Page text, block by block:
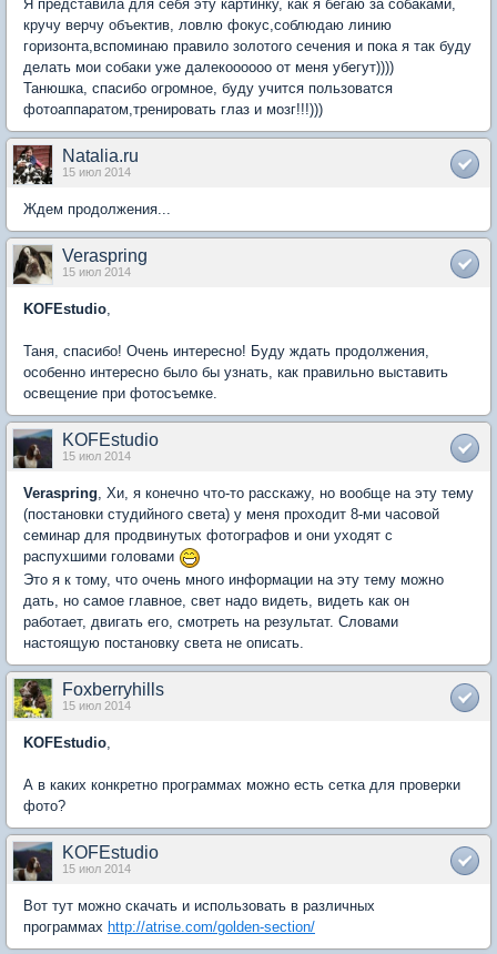
Я представила для себя эту картинку, как я бегаю за собаками,
кручу верчу объектив, ловлю фокус,соблюдаю линию
горизонта,вспоминаю правило золотого сечения и пока я так буду
делать мои собаки уже далекоооооо от меня убегут))))
Танюшка, спасибо огромное, буду учится пользоватся
фотоаппаратом,тренировать глаз и мозг!!!)))
Natalia.ru
15 июл 2014
Ждем продолжения...
Veraspring
15 июл 2014
KOFEstudio,
Таня, спасибо! Очень интересно! Буду ждать продолжения,
особенно интересно было бы узнать, как правильно выставить
освещение при фотосъемке.
KOFEstudio
15 июл 2014
Veraspring, Хи, я конечно что-то расскажу, но вообще на эту тему
(постановки студийного света) у меня проходит 8-ми часовой
семинар для продвинутых фотографов и они уходят с
распухшими головами
Это я к тому, что очень много информации на эту тему можно
дать, но самое главное, свет надо видеть, видеть как он
работает, двигать его, смотреть на результат. Словами
настоящую постановку света не описать.
Foxberryhills
15 июл 2014
KOFEstudio
А в каких конкретно программах можно есть сетка для проверки
фото?
KOFEstudio
15 июл 2014
Вот тут можно скачать и использовать в различных
программах http://atrise.com/golden-section/